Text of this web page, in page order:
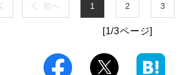
前へ 1 2 3
[1/3ページ]